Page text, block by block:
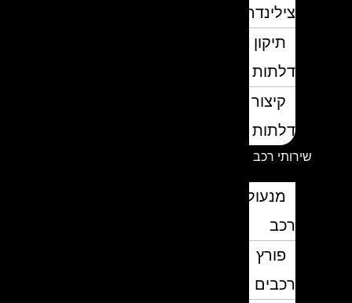
צילינדרים
תיקון
דלתות
קיצור
דלתות
שירותי רכב
מנעולן
פורץ
רכבים